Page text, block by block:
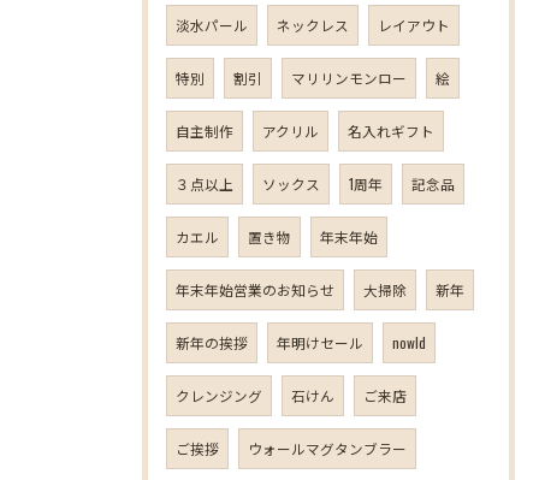
淡水パール ネックレス レイアウト
特別 割引 マリリンモンロー 絵
自主制作 アクリル 名入れギフト
３点以上 ソックス 1周年 記念品
カエル 置き物 年末年始
年末年始営業のお知らせ 大掃除 新年
新年の挨拶 年明けセール nowld
クレンジング 石けん ご来店
ご挨拶 ウォールマグタンブラー